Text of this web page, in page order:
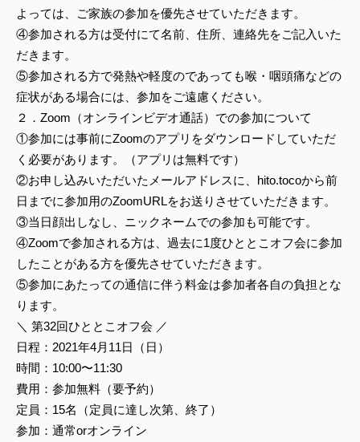
よっては、ご家族の参加を優先させていただきます。
④参加される方は受付にて名前、住所、連絡先をご記入いた
だきます。
⑤参加される方で発熱や軽度のであっても喉・咽頭痛などの
症状がある場合には、参加をご遠慮ください。
２．Zoom（オンラインビデオ通話）での参加について
①参加には事前にZoomのアプリをダウンロードしていただ
く必要があります。（アプリは無料です）
②お申し込みいただいたメールアドレスに、hito.tocoから前
日までに参加用のZoomURLをお送りさせていただきます。
③当日顔出しなし、ニックネームでの参加も可能です。
④Zoomで参加される方は、過去に1度ひととこオフ会に参加
したことがある方を優先させていただきます。
⑤参加にあたっての通信に伴う料金は参加者各自の負担とな
ります。
＼ 第32回ひととこオフ会 ／
日程：2021年4月11日（日）
時間：10:00〜11:30
費用：参加無料（要予約）
定員：15名（定員に達し次第、終了）
参加：通常orオンライン